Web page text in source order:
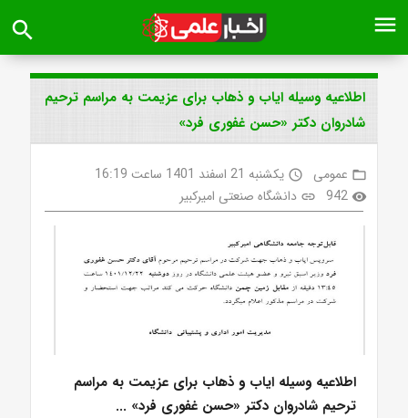
menu
search
اطلاعیه وسیله ایاب و ذهاب برای عزیمت به مراسم ترحیم
شادروان دکتر «حسن غفوری فرد»
folder_open عمومی access_time یکشنبه 21 اسفند 1401 ساعت 16:19
visibility
942
link دانشگاه صنعتی امیرکبیر
اطلاعیه وسیله ایاب و ذهاب برای عزیمت به مراسم
ترحیم شادروان دکتر «حسن غفوری فرد» ...